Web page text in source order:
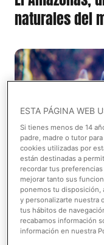
naturales del
El bosque del
naturales del
que España. Se
de 200.000
ESTA PÁGINA WEB
Si tienes menos de 14
padre, madre o tutor
cookies utilizadas por
están destinadas a
recordar tus
mejorar tanto sus
ponemos tu disposición,
y personalizarte nuestra
tus hábitos de
recabamos información
información en nuestra